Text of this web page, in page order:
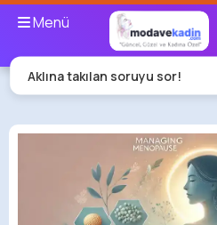
Menü
Aklına takılan soruyu sor!